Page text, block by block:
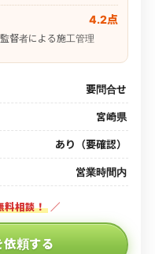
4.2点
督者による施工管理
要問合せ
宮崎県
あり（要確認）
営業時間内
料相談！ ／
頼する